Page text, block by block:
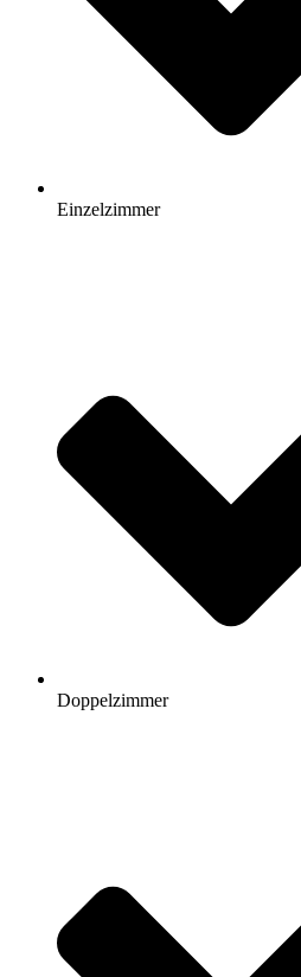
Einzelzimmer
Doppelzimmer